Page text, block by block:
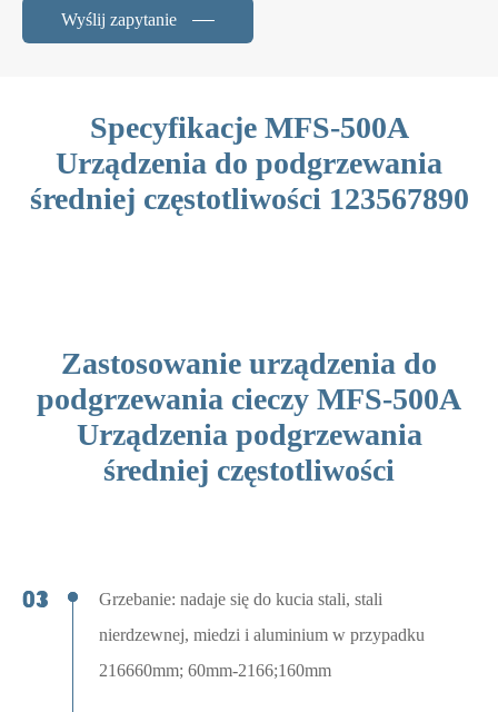
Wyślij zapytanie
Specyfikacje MFS-500A
Urządzenia do podgrzewania
średniej częstotliwości 123567890
Zastosowanie urządzenia do
podgrzewania cieczy MFS-500A
Urządzenia podgrzewania
średniej częstotliwości
Grzebanie: nadaje się do kucia stali, stali
nierdzewnej, miedzi i aluminium w przypadku
216660mm; 60mm-2166;160mm